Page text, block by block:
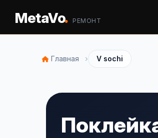
MetaVo. РЕМОНТ
Главная › V sochi